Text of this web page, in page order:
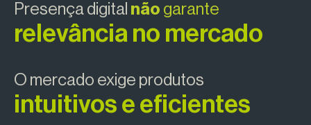
Presença digital não garante
relevância no mercado
O mercado exige produtos
intuitivos e eficientes